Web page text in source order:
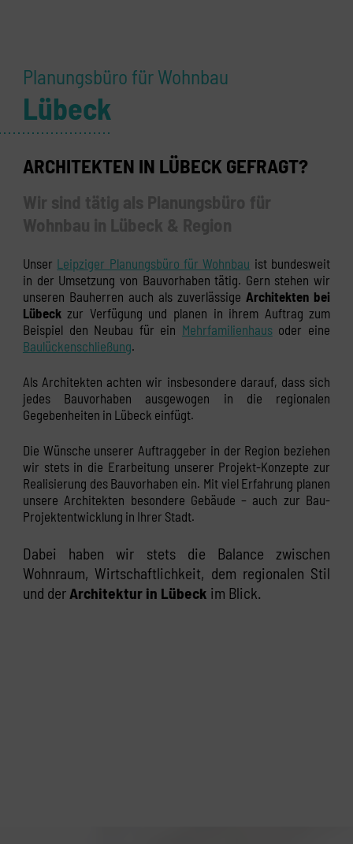
Planungsbüro für Wohnbau
Lübeck
ARCHITEKTEN IN LÜBECK GEFRAGT?
Wir sind tätig als Planungsbüro für
Wohnbau in Lübeck & Region
Unser Leipziger Planungsbüro für Wohnbau ist bundesweit
in der Umsetzung von Bauvorhaben tätig. Gern stehen wir
unseren Bauherren auch als zuverlässige Architekten bei
Lübeckzur Verfügung und planen in ihrem Auftrag zum
Beispiel den Neubau für ein Mehrfamilienhausoder eine
Baulückenschließung.
Als Architekten achten wir insbesondere darauf, dass sich
jedes Bauvorhaben ausgewogen in die regionalen
Gegebenheiten in Lübeck einfügt.
Die Wünsche unserer Auftraggeber in der Region beziehen
wir stets in die Erarbeitung unserer Projekt-Konzepte zur
Realisierung des Bauvorhaben ein. Mit viel Erfahrung planen
unsere Architekten besondere Gebäude – auch zur Bau-
Projektentwicklung in Ihrer Stadt.
Dabei haben wir stets die Balance zwischen
Wohnraum, Wirtschaftlichkeit, dem regionalen Stil
und der Architektur in Lübeck im Blick.